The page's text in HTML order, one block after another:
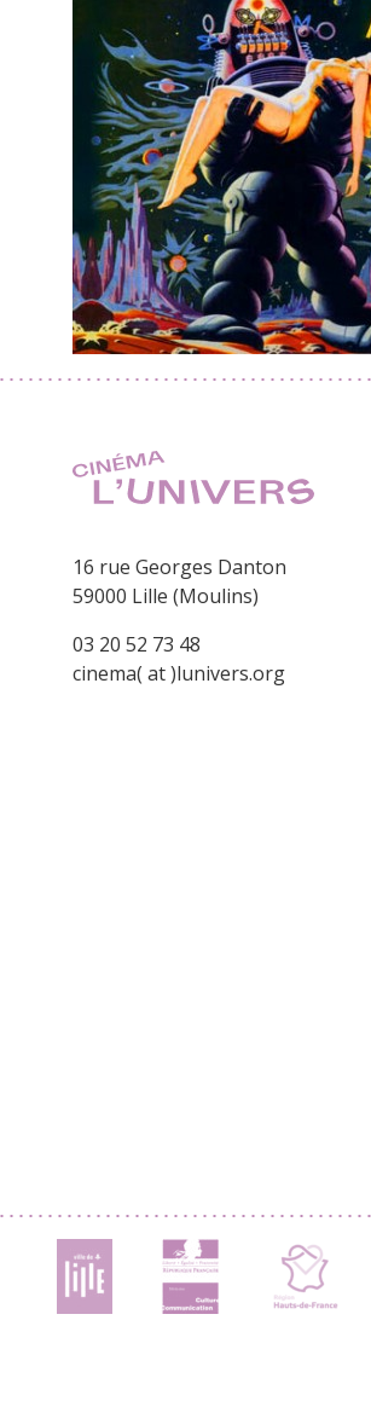
16 rue Georges Danton
59000 Lille (Moulins)
03 20 52 73 48
cinema( at )lunivers.org